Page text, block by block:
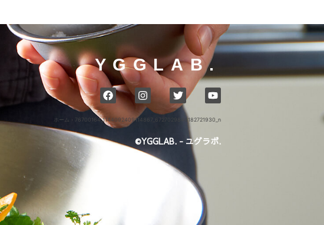
YGGLAB.
ホーム 76700164_1144092409114867_6727029846182721930_n
©YGGLAB. - ユグラボ.